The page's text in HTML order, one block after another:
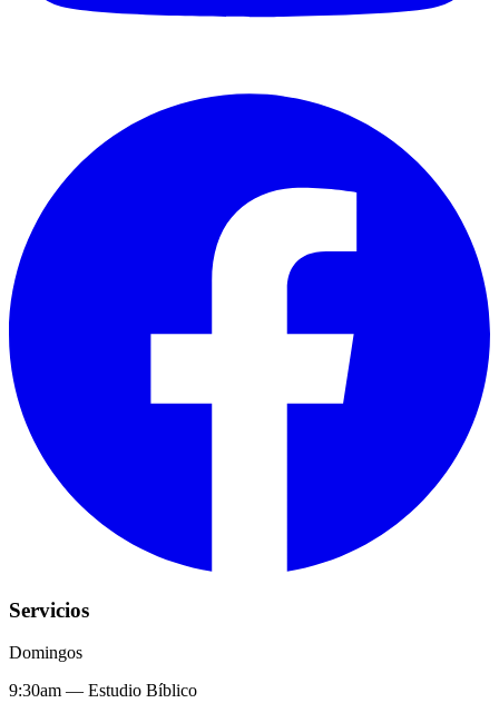
Servicios
Domingos
9:30am — Estudio Bíblico